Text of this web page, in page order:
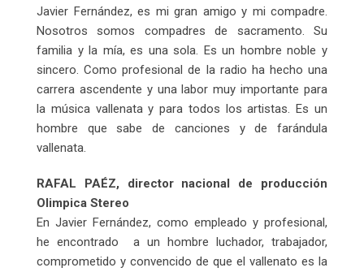
Javier Fernández, es mi gran amigo y mi compadre.
Nosotros somos compadres de sacramento. Su
familia y la mía, es una sola. Es un hombre noble y
sincero. Como profesional de la radio ha hecho una
carrera ascendente y una labor muy importante para
la música vallenata y para todos los artistas. Es un
hombre que sabe de canciones y de farándula
vallenata.
RAFAL PAÉZ, director nacional de producción
Olimpica Stereo
En Javier Fernández, como empleado y profesional,
he encontrado a un hombre luchador, trabajador,
comprometido y convencido de que el vallenato es la